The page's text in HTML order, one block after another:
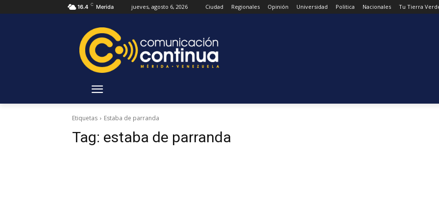
16.4 C Merida jueves, agosto 6, 2026 Ciudad Regionales Opinión Universidad Politica Nacionales Tu Tierra
Etiquetas Estaba de parranda
Tag: estaba de parranda